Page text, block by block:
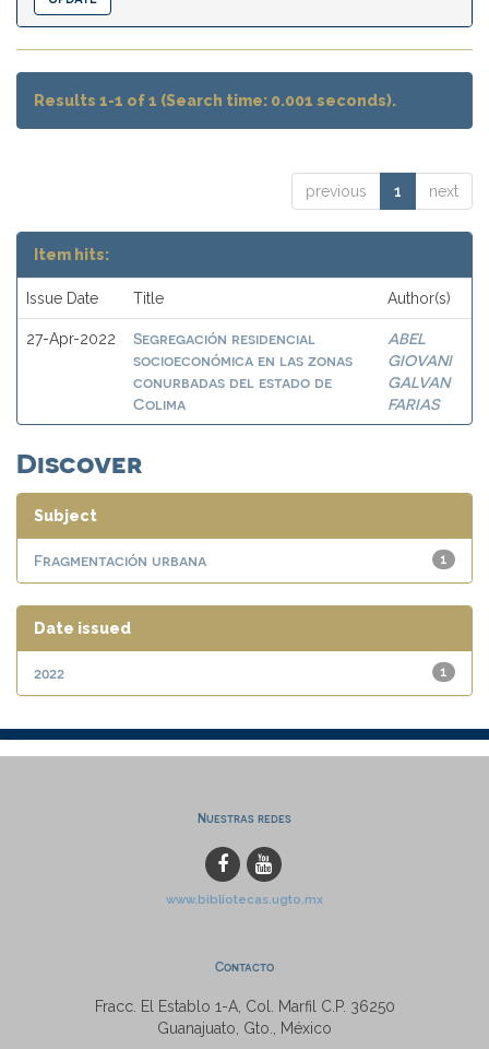
Results 1-1 of 1 (Search time: 0.001 seconds).
previous 1 next
Item hits:
Issue Date Title Author(s)
27-Apr-2022
Segregación residencial
socioeconómica en las zonas
conurbadas del estado de
Colima
ABEL
GIOVANI
GALVAN
FARIAS
Discover
Subject
1
Fragmentación urbana
Date issued
1
2022
Nuestras redes
www.bibliotecas.ugto.mx
Contacto
Fracc. El Establo 1-A, Col. Marfil C.P. 36250
Guanajuato, Gto., México